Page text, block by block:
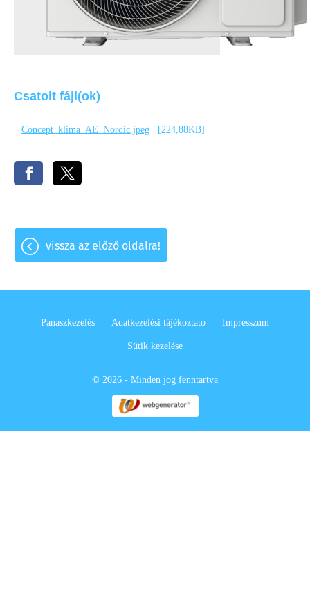
Csatolt fájl(ok)
Concept_klima_AE_Nordic.jpeg [224,88KB]
vissza az előző oldalra!
© 2026 - Minden jog fenntartva
Panaszkezelés Adatkezelési tájékoztató Impresszum
Sütik kezelése